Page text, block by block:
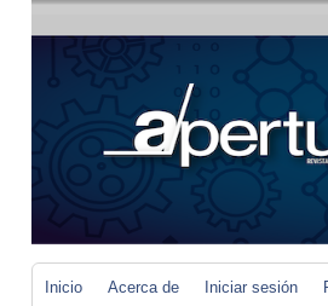
Inicio Acerca de Iniciar sesión